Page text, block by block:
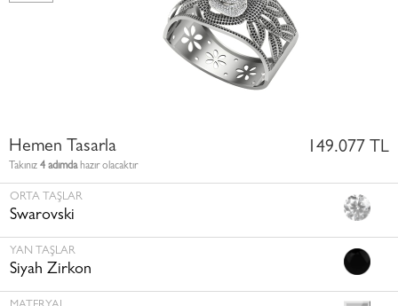
Hemen Tasarla
Takınız 4 adımdahazır olacaktır
149.077 TL
ORTA TAŞLAR
Swarovski
YAN TAŞLAR
Siyah Zirkon